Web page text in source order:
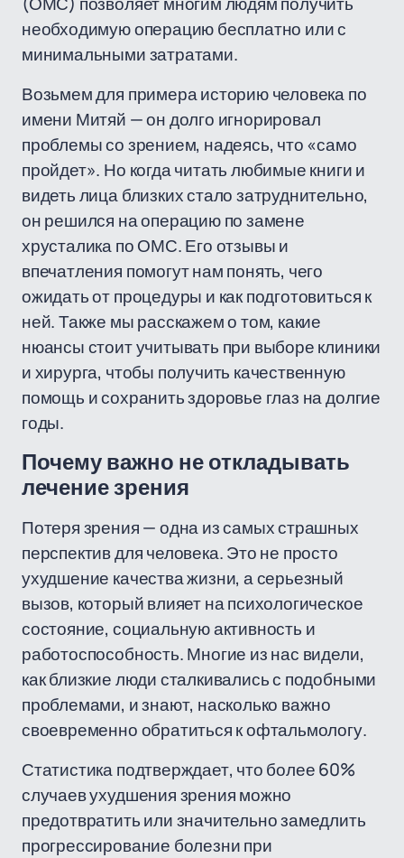
необходимую операцию бесплатно или с
минимальными затратами.
Возьмем для примера историю человека по
имени Митяй — он долго игнорировал
проблемы со зрением, надеясь, что «само
пройдет». Но когда читать любимые книги и
видеть лица близких стало затруднительно,
он решился на операцию по замене
хрусталика по ОМС. Его отзывы и
впечатления помогут нам понять, чего
ожидать от процедуры и как подготовиться к
ней. Также мы расскажем о том, какие
нюансы стоит учитывать при выборе клиники
и хирурга, чтобы получить качественную
помощь и сохранить здоровье глаз на долгие
годы.
Почему важно не откладывать
лечение зрения
Потеря зрения — одна из самых страшных
перспектив для человека. Это не просто
ухудшение качества жизни, а серьезный
вызов, который влияет на психологическое
состояние, социальную активность и
работоспособность. Многие из нас видели,
как близкие люди сталкивались с подобными
проблемами, и знают, насколько важно
своевременно обратиться к офтальмологу.
Статистика подтверждает, что более 60%
случаев ухудшения зрения можно
предотвратить или значительно замедлить
прогрессирование болезни при